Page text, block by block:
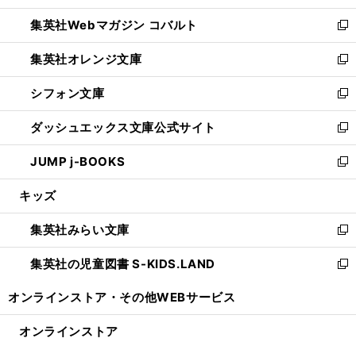
開
く
ウ
で
開
く
ン
ド
ウ
で
開
く
ウ
ィ
ン
ド
ウ
で
開
く
集英社Webマガジン コバルト
新
し
い
ウ
ィ
ン
ド
ウ
で
開
集英社オレンジ文庫
新
し
い
ウ
ィ
ン
ド
ウ
開
く
シフォン文庫
新
し
い
ウ
ィ
ン
ウ
で
開
く
ダッシュエックス文庫公式サイト
新
し
い
ウ
ン
ド
ウ
で
JUMP j-BOOKS
新
し
ウ
ィ
ン
ド
開
キッズ
集英社みらい文庫
新
し
い
ン
集英社の児童図書 S-KIDS.LAND
新
ウ
オンラインストア・ その他WEBサービス
オンラインストア